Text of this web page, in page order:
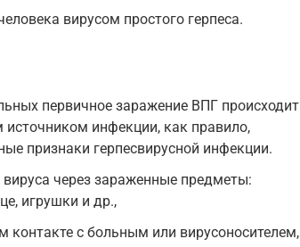
вирусом простого герпеса.
первичное заражение ВПГ происходит
источником инфекции, как правило,
признаки герпесвирусной инфекции.
через зараженные предметы:
игрушки и др.,
контакте с больным или вирусоносителем,